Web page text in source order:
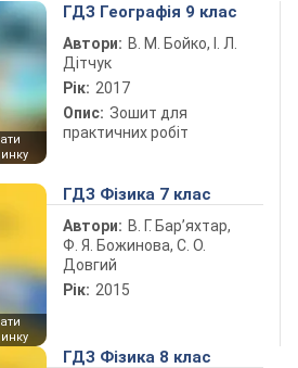
ГДЗ Географія 9 клас
Автори: В. М. Бойко, І. Л.
Дітчук
Рік: 2017
Опис: Зошит для
практичних робіт
ГДЗ Фізика 7 клас
Автори: В. Г. Бар’яхтар,
Ф. Я. Божинова, С. О.
Довгий
Рік: 2015
ГДЗ Фізика 8 клас